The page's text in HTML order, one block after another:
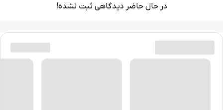
در حال حاضر دیدگاهی ثبت نشده!